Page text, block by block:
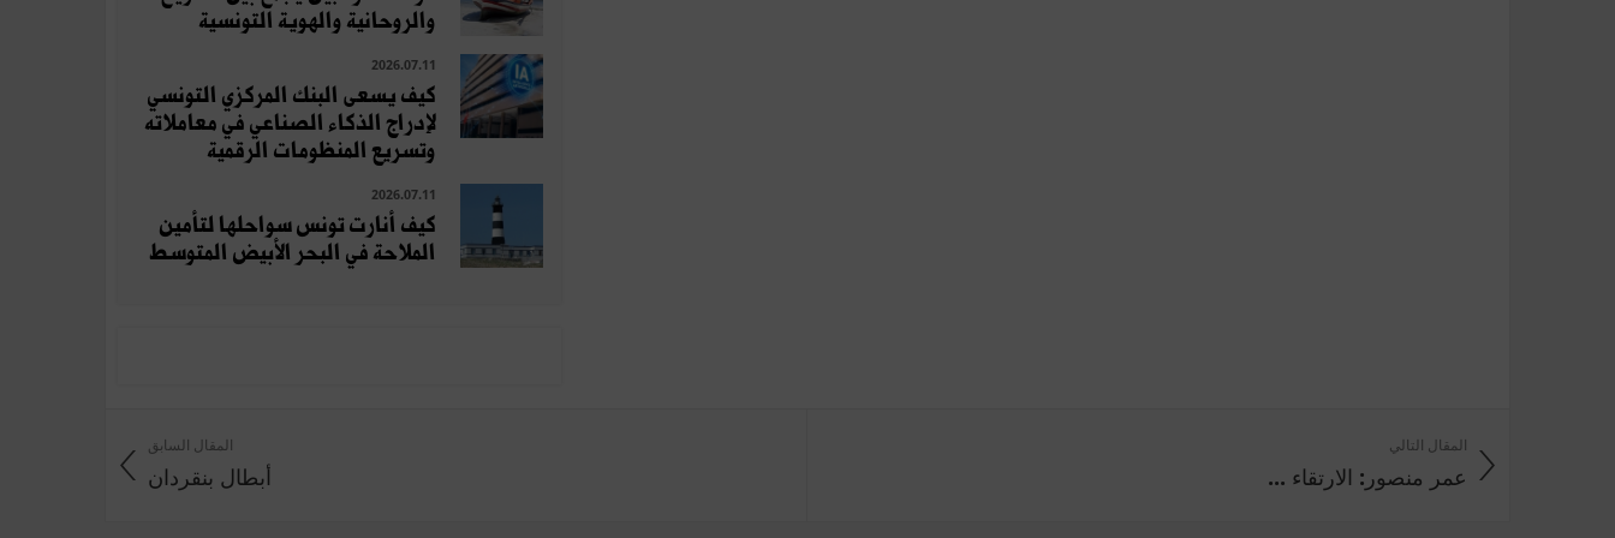
والروحانية والهوية التونسية
2026.07.11
كيف يسعى البنك المركزي التونسي
لإدراج الذكاء الصناعي في معاملاته
وتسريع المنظومات الرقمية
2026.07.11
كيف أنارت تونس سواحلها لتأمين
الملاحة في البحر الأبيض المتوسط
المقال السابق
أبطال بنقردان
المقال التالي
عمر منصور: الارتقاء ...